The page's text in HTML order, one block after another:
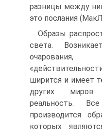
разницы между
это послания
Образы
света.
очарования,
ширится и имеет
других миров
реальность.
производится
которых